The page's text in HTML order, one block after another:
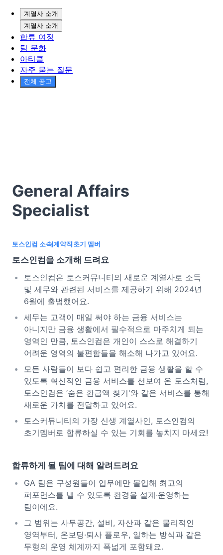
계열사 소개
계열사 소개
합류 여정
팀 문화
아티클
자주 묻는 질문
전체 공고
General Affairs
Specialist
토스인컴 소속계약직초기 멤버
토스인컴을 소개해 드려요
토스인컴은 토스커뮤니티의 새로운 계열사로 소득
및 세무와 관련된 서비스를 제공하기 위해 2024년
6월에 출범했어요.
세무는 고객이 매일 써야 하는 금융 서비스는
아니지만 금융 생활에서 필수적으로 마주치게 되는
영역인 만큼, 토스인컴은 개인이 스스로 해결하기
어려운 영역의 불편함들을 해소해 나가고 있어요.
모든 사람들이 보다 쉽고 편리한 금융 생활을 할 수
있도록 혁신적인 금융 서비스를 선보여 온 토스처럼,
토스인컴은 ‘숨은 환급액 찾기'와 같은 서비스를 통해
새로운 가치를 전달하고 있어요.
토스커뮤니티의 가장 신생 계열사인, 토스인컴의
초기멤버로 합류하실 수 있는 기회를 놓치지 마세요!
합류하게 될 팀에 대해 알려드려요
GA 팀은 구성원들이 업무에만 몰입해 최고의
퍼포먼스를 낼 수 있도록 환경을 설계·운영하는
팀이에요.
그 범위는 사무공간, 설비, 자산과 같은 물리적인
영역부터, 온보딩·퇴사 플로우, 일하는 방식과 같은
무형의 운영 체계까지 폭넓게 포함돼요.